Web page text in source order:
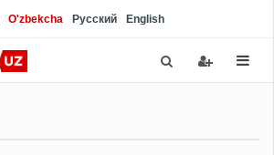
O'zbekcha Русский English